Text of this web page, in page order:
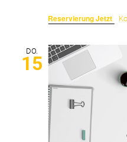
Reservierung Jetzt
DO.
15